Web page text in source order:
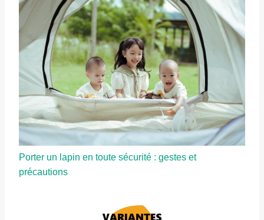
Porter un lapin en toute sécurité : gestes et
précautions